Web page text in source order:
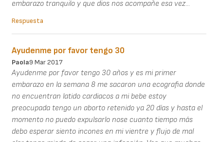
embarazo tranquilo y que dios nos acompañe esa vez...
Respuesta
Ayudenme por favor tengo 30
Paola9 Mar 2017
Ayudenme por favor tengo 30 años y es mi primer
embarazo en la semana 8 me sacaron una ecografia donde
no encuentran latido cardiacos a mi bebe estoy
preocupada tengo un aborto retenido ya 20 días y hasta el
momento no puedo expulsarlo nose cuanto tiempo más
debo esperar siento incones en mi vientre y flujo de mal